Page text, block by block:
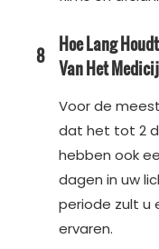
8 Hoe Lang
Van Het
Voor de
dat het tot 2
hebben ook
dagen in uw
periode zult u
ervaren.